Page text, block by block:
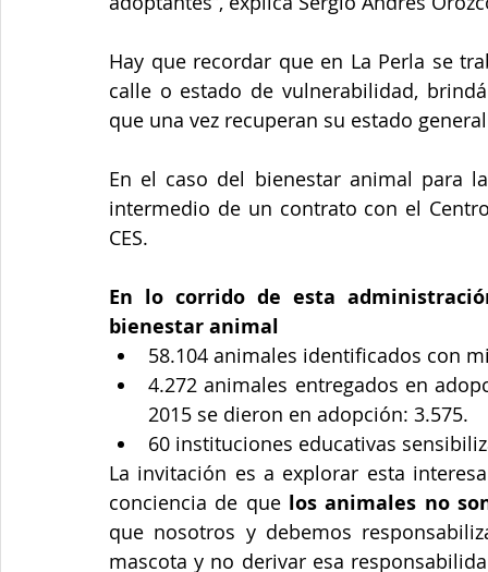
Hay que recordar que en La Perla se
calle o estado de vulnerabilidad,
que una vez recuperan su estado
En el caso del bienestar animal para
intermedio de un contrato con el
CES.
En lo corrido de esta
bienestar animal
58.104 animales identificados con
4.272 animales entregados en
2015 se dieron en adopción: 3.575.
60 instituciones educativas
La invitación es a explorar esta
conciencia de que los animales no
que nosotros y debemos
mascota y no derivar esa